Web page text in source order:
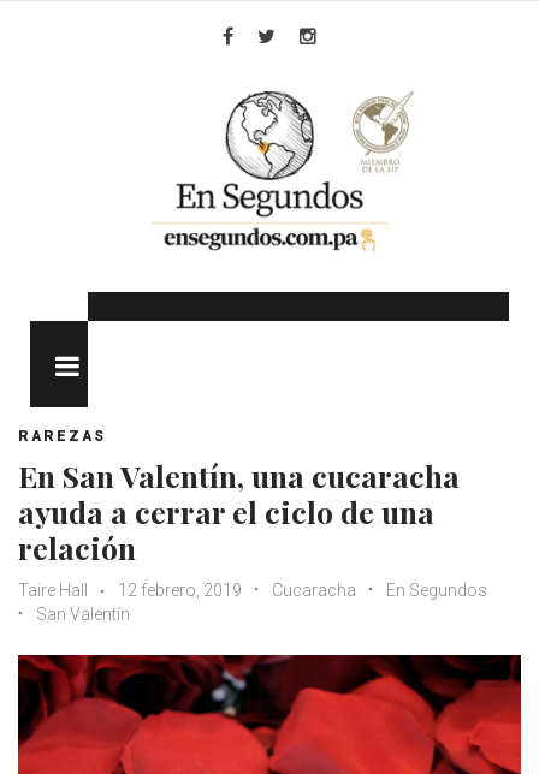
RAREZAS
En San Valentín, una cucaracha
ayuda a cerrar el ciclo de una
relación
Taire Hall 12 febrero, 2019 Cucaracha
En Segundos
San Valentín